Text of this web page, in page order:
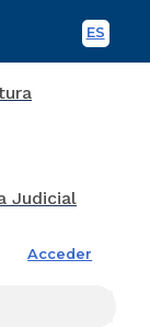
ES
Acceder